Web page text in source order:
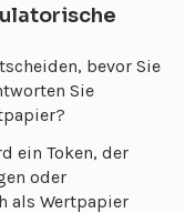
bevor Sie
Sie
ein Token, der
oder
als Wertpapier